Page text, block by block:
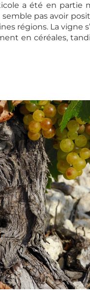
a été en partie
pas avoir
régions. La vigne
en céréales,